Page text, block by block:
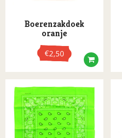
Boerenzakdoek
oranje
€2,50